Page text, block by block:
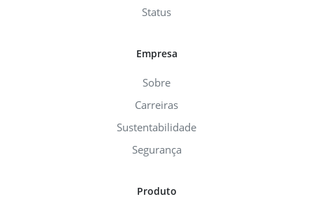
Status
Empresa
Sobre
Carreiras
Sustentabilidade
Segurança
Produto